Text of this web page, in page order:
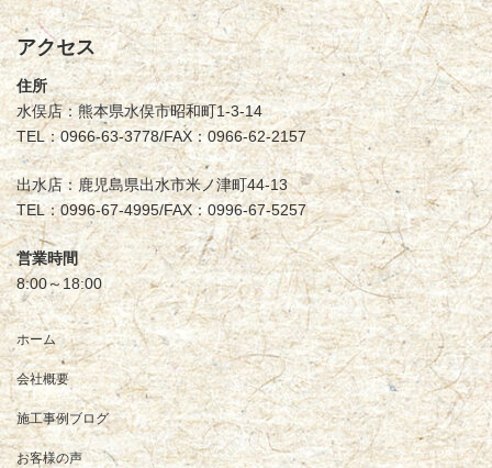
アクセス
住所
水俣店：熊本県水俣市昭和町1-3-14
TEL：0966-63-3778/FAX：0966-62-2157
出水店：鹿児島県出水市米ノ津町44-13
TEL：0996-67-4995/FAX：0996-67-5257
営業時間
8:00～18:00
ホーム
会社概要
施工事例ブログ
お客様の声